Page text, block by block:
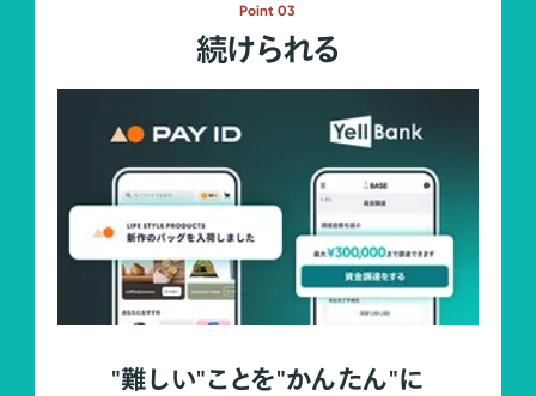
Point 03
続けられる
"難しい"ことを"かんたん"に